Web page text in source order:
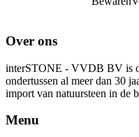
Over ons
interSTONE - VVDB BV is
ondertussen al meer dan 30
import van natuursteen in de
Menu